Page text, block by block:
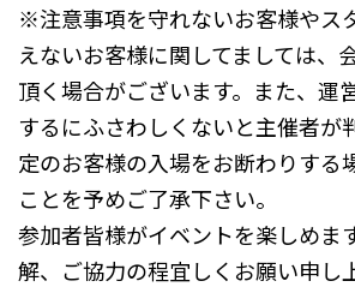
※注意事項を守れないお客様やス
えないお客様に関してましては、
頂く場合がございます。また、運
するにふさわしくないと主催者が
定のお客様の入場をお断わりする
ことを予めご了承下さい。
参加者皆様がイベントを楽しめま
解、ご協力の程宜しくお願い申し